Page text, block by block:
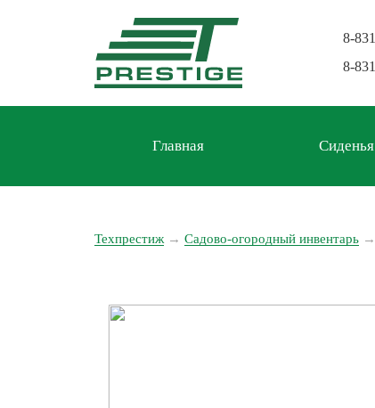
8-
8-
Главная Сиденья
Техпрестиж → Садово-огородный инвентарь →